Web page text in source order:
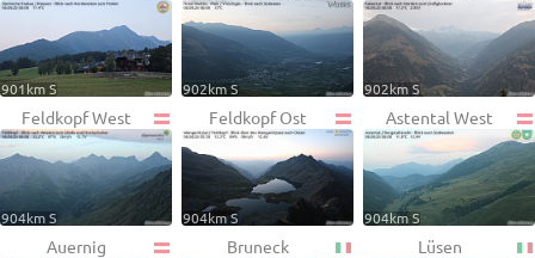
901km S 902km S 902km S
Feldkopf West
904km S
Feldkopf Ost
904km S
Astental West
904km S
Auernig Bruneck Lüsen